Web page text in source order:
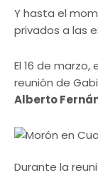
Y hasta el
privados a las
El 16 de
reunión de
Alberto
Durante la